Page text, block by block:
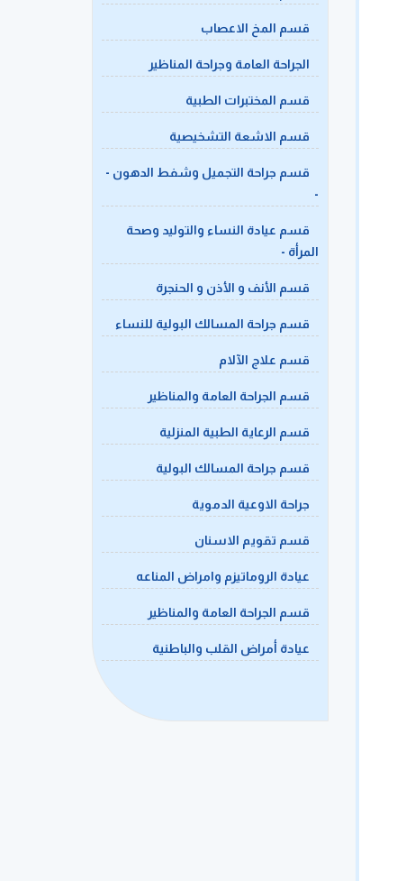
قسم المخ الاعصاب
الجراحة العامة وجراحة المناظير
قسم المختبرات الطبية
قسم الاشعة التشخيصية
قسم جراحة التجميل وشفط الدهون -
-
قسم عيادة النساء والتوليد وصحة
المرأة -
قسم الأنف و الأذن و الحنجرة
قسم جراحة المسالك البولية للنساء
قسم علاج الآلام
قسم الجراحة العامة والمناظير
قسم الرعاية الطبية المنزلية
قسم جراحة المسالك البولية
جراحة الاوعية الدموية
قسم تقويم الاسنان
عيادة الروماتيزم وامراض المناعه
قسم الجراحة العامة والمناظير
عيادة أمراض القلب والباطنية